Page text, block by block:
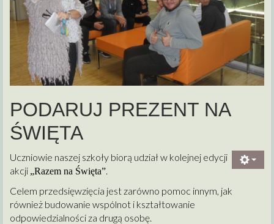
PODARUJ PREZENT NA
ŚWIĘTA
Uczniowie naszej szkoły biorą udział w kolejnej edycji
akcji „Razem na Święta”
Celem przedsięwzięcia jest zarówno pomoc innym, jak
również budowanie wspólnot i kształtowanie
odpowiedzialności za drugą osobę.